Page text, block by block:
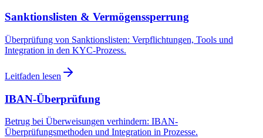
Sanktionslisten & Vermögenssperrung
Überprüfung von Sanktionslisten: Verpflichtungen, Tools und
Integration in den KYC-Prozess.
Leitfaden lesen
IBAN-Überprüfung
Betrug bei Überweisungen verhindern: IBAN-
Überprüfungsmethoden und Integration in Prozesse.